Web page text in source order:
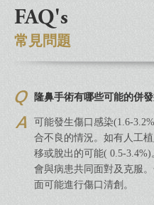
FAQ's
常見問題
隆鼻手術有哪些可能的併發
可能發生傷口感染(1.6-
合不良的情況。如有人工
移或脫出的可能( 0.5-
會與病患共同面對及克服
面可能進行傷口清創。